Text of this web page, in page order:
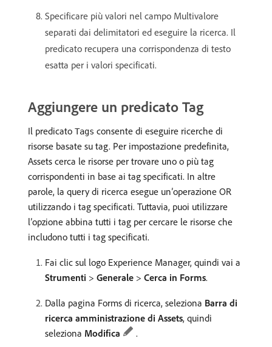
Specificare più valori nel campo Multivalore
separati dai delimitatori ed eseguire la ricerca. Il
predicato recupera una corrispondenza di testo
esatta per i valori specificati.
Aggiungere un predicato Tag
Il predicato Tags consente di eseguire ricerche di
risorse basate su tag. Per impostazione predefinita,
Assets cerca le risorse per trovare uno o più tag
corrispondenti in base ai tag specificati. In altre
parole, la query di ricerca esegue un’operazione OR
utilizzando i tag specificati. Tuttavia, puoi utilizzare
l’opzione abbina tutti i tag per cercare le risorse che
includono tutti i tag specificati.
Fai clic sul logo Experience Manager, quindi vai a
Strumenti > Generale > Cerca in Forms.
Dalla pagina Forms di ricerca, seleziona Barra di
ricerca amministrazione di Assets, quindi
seleziona Modifica .